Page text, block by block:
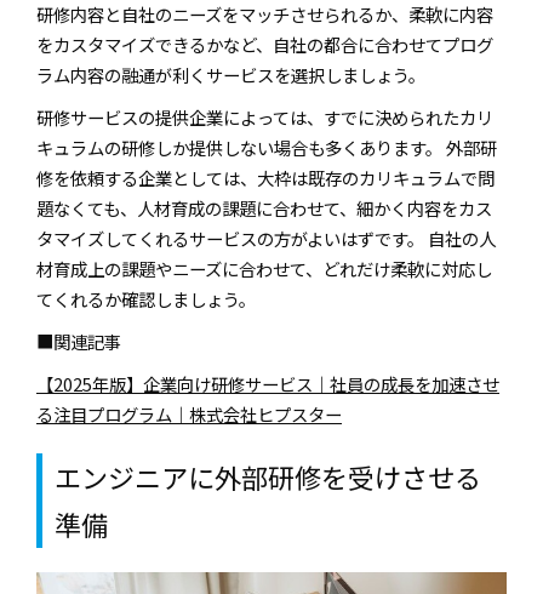
研修内容と自社のニーズをマッチさせられるか、柔軟に内容
をカスタマイズできるかなど、自社の都合に合わせてプログ
ラム内容の融通が利くサービスを選択しましょう。
研修サービスの提供企業によっては、すでに決められたカリ
キュラムの研修しか提供しない場合も多くあります。 外部研
修を依頼する企業としては、大枠は既存のカリキュラムで問
題なくても、人材育成の課題に合わせて、細かく内容をカス
タマイズしてくれるサービスの方がよいはずです。 自社の人
材育成上の課題やニーズに合わせて、どれだけ柔軟に対応し
てくれるか確認しましょう。
■関連記事
【2025年版】企業向け研修サービス｜社員の成長を加速させ
る注目プログラム｜株式会社ヒプスター
エンジニアに外部研修を受けさせる
準備